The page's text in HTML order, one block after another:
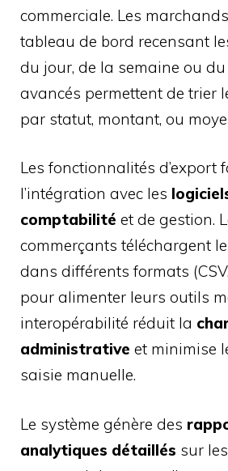
commerciale. Les
tableau de bord recensant
du jour, de la semaine ou
avancés permettent de trier
par statut, montant, ou
Les fonctionnalités d’export
l’intégration avec les
comptabilité et de gestion.
commerçants téléchargent
dans différents formats
pour alimenter leurs outils
interopérabilité réduit la
administrative et minimise
saisie manuelle.
Le système génère des
analytiques détaillés sur